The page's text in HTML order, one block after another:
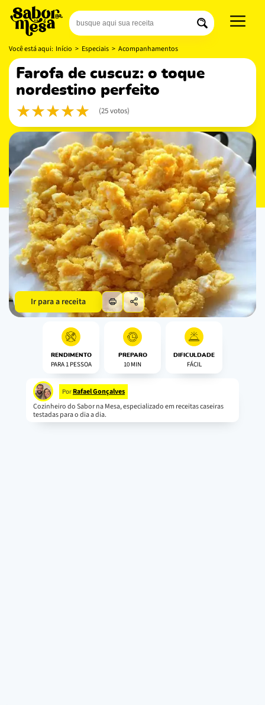
Você está aqui: Início > Especiais > Acompanhamentos
farofa de cuscuz: o toque
nordestino perfeito
(25 votos)
Ir para a receita
RENDIMENTO
PARA 1 PESSOA
PREPARO
10 MIN
DIFICULDADE
FÁCIL
Por Rafael Gonçalves
Cozinheiro do Sabor na Mesa, especializado em receitas caseiras
testadas para o dia a dia.